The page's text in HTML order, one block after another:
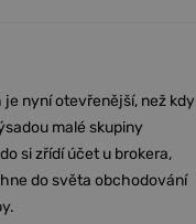
nyní otevřenější, než kdy
malé skupiny
si zřídí účet u brokera,
do světa obchodování